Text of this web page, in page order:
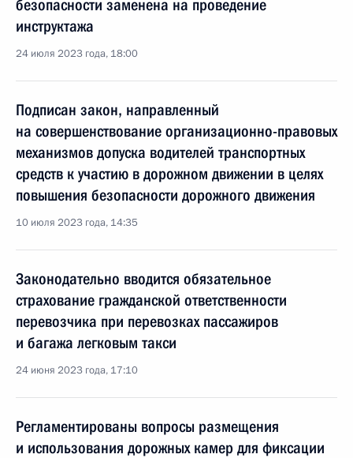
безопасности заменена на проведение
инструктажа
24 июля 2023 года, 18:00
Подписан закон, направленный
на совершенствование организационно-правовых
механизмов допуска водителей транспортных
средств к участию в дорожном движении в целях
повышения безопасности дорожного движения
10 июля 2023 года, 14:35
Законодательно вводится обязательное
страхование гражданской ответственности
перевозчика при перевозках пассажиров
и багажа легковым такси
24 июня 2023 года, 17:10
Регламентированы вопросы размещения
и использования дорожных камер для фиксации